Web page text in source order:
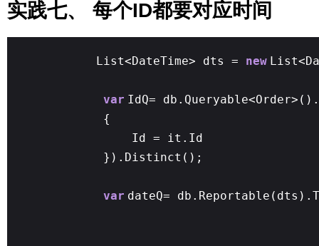
实践七、 每个ID都要对应时间
List<DateTime> dts = new
var IdQ=
{
Id = it.Id
}).Distinct();
var dateQ=